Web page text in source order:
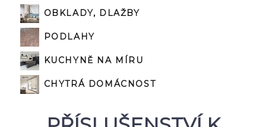
OBKLADY, DLAŽBY
PODLAHY
KUCHYNĚ NA MÍRU
CHYTRÁ DOMÁCNOST